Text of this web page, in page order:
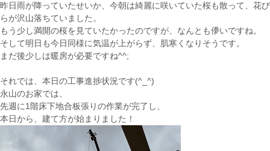
昨日雨が降っていたせいか、今朝は綺麗に咲いていた桜も散って、花び
らが沢山落ちていました。
もう少し満開の桜を見ていたかったのですが、なんとも儚いですね。
そして明日も今日同様に気温が上がらず、肌寒くなりそうです。
まだ後少しは暖房が必要ですね^^;
それでは、本日の工事進捗状況です(^_^)
永山のお家では、
先週に1階床下地合板張りの作業が完了し、
本日から、建て方が始まりました！